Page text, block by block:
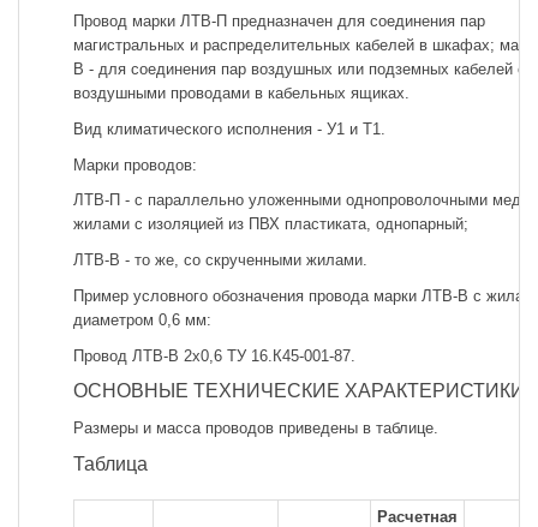
Провод марки ЛТВ-П предназначен для соединения пар
магистральных и распределительных кабелей в шкафах;
В - для соединения пар воздушных или подземных кабелей с
воздушными проводами в кабельных ящиках.
Вид климатического исполнения - У1 и Т1.
Марки проводов:
ЛТВ-П - с параллельно уложенными однопроволочными
жилами с изоляцией из ПВХ пластиката, однопарный;
ЛТВ-В - то же, со скрученными жилами.
Пример условного обозначения провода марки ЛТВ-В с
диаметром 0,6 мм:
Провод ЛТВ-В 2x0,6 ТУ 16.К45-001-87.
ОСНОВНЫЕ ТЕХНИЧЕСКИЕ ХАРАКТЕРИСТИКИ
Размеры и масса проводов приведены в таблице.
Таблица
Расчетная